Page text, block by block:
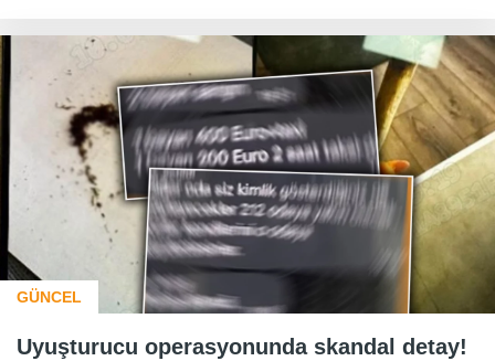
GÜNCEL
Uyuşturucu operasyonunda skandal detay!